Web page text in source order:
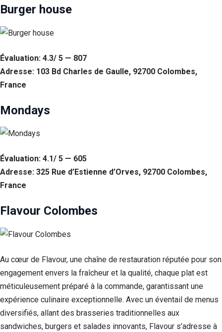
Burger house
Évaluation: 4.3/ 5 — 807
Adresse: 103 Bd Charles de Gaulle, 92700 Colombes,
France
Mondays
Évaluation: 4.1/ 5 — 605
Adresse: 325 Rue d’Estienne d’Orves, 92700 Colombes,
France
Flavour Colombes
Au cœur de Flavour, une chaîne de restauration réputée pour son
engagement envers la fraîcheur et la qualité, chaque plat est
méticuleusement préparé à la commande, garantissant une
expérience culinaire exceptionnelle. Avec un éventail de menus
diversifiés, allant des brasseries traditionnelles aux
sandwiches, burgers et salades innovants, Flavour s’adresse à